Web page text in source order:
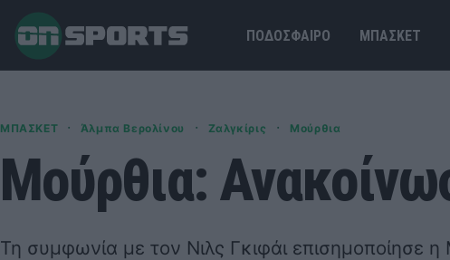
ΠΟΔΟΣΦΑΙΡΟ ΜΠΑΣΚΕΤ
ΜΠΑΣΚΕΤ · Άλμπα Βερολίνου · Ζαλγκίρις · Μούρθια
Μούρθια:
Τη συμφωνία με τον Νιλς Γκιφάι επισημοποίησε η